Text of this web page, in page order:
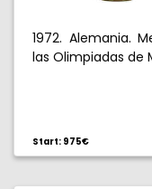
1972. Alemania.
las Olimpiadas de
Start: 975€